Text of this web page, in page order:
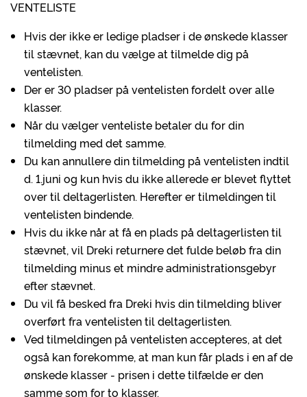
VENTELISTE
Hvis der ikke er ledige pladser i de ønskede klasser
til stævnet, kan du vælge at tilmelde dig på
ventelisten.
Der er 30 pladser på ventelisten fordelt over alle
klasser.
Når du vælger venteliste betaler du for din
tilmelding med det samme.
Du kan annullere din tilmelding på ventelisten indtil
d. 1.juni og kun hvis du ikke allerede er blevet flyttet
over til deltagerlisten. Herefter er tilmeldingen til
ventelisten bindende.
Hvis du ikke når at få en plads på deltagerlisten til
stævnet, vil Dreki returnere det fulde beløb fra din
tilmelding minus et mindre administrationsgebyr
efter stævnet.
Du vil få besked fra Dreki hvis din tilmelding bliver
overført fra ventelisten til deltagerlisten.
Ved tilmeldingen på ventelisten accepteres, at det
også kan forekomme, at man kun får plads i en af de
ønskede klasser - prisen i dette tilfælde er den
samme som for to klasser.